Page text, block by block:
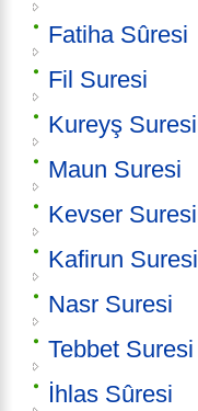
Fatiha Sûresi
Fil Suresi
Kureyş Suresi
Maun Suresi
Kevser Suresi
Kafirun Suresi
Nasr Suresi
Tebbet Suresi
İhlas Sûresi